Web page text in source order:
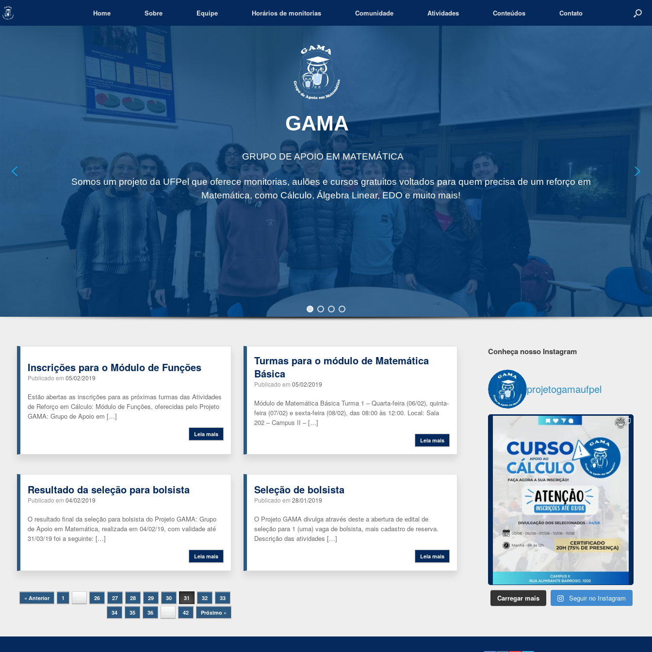
Skip
to
content
Home Sobre Equipe Horários de monitorias Comunidade Atividades Conteúdos Contato
Somos um projeto da UFPel que oferece monitorias, aulões e cursos gratuitos voltados para quem precisa de um reforço em
Matemática, como Cálculo, Álgebra Linear, EDO e muito mais!
GAMA
GRUPO DE APOIO EM MATEMÁTICA
Inscrições para o Módulo de Funções
Publicado em 05/02/2019
Estão abertas as inscrições para as próximas turmas das Atividades
de Reforço em Cálculo: Módulo de Funções, oferecidas pelo Projeto
GAMA: Grupo de Apoio em […]
Leia mais
Turmas para o módulo de Matemática
Básica
Publicado em 05/02/2019
Módulo de Matemática Básica Turma 1 – Quarta-feira (06/02), quinta-
feira (07/02) e sexta-feira (08/02), das 08:00 às 12:00. Local: Sala
202 – Campus II – […]
Leia mais
Resultado da seleção para bolsista
Publicado em 04/02/2019
O resultado final da seleção para bolsista do Projeto GAMA: Grupo
de Apoio em Matemática, realizada em 04/02/19, com validade até
31/03/19 foi a seguinte: […]
Leia mais
Seleção de bolsista
Publicado em 28/01/2019
O Projeto GAMA divulga através deste a abertura de edital de
seleção para 1 (uma) vaga de bolsista, mais cadastro de reserva.
Descrição das atividades […]
Leia mais
Navegação de posts
« Anterior 1 26 27 28 29 30 31 32
33
34
35 36 42 Próximo »
Conheça nosso Instagram
projetogamaufpel
Carregar mais Seguir no Instagram